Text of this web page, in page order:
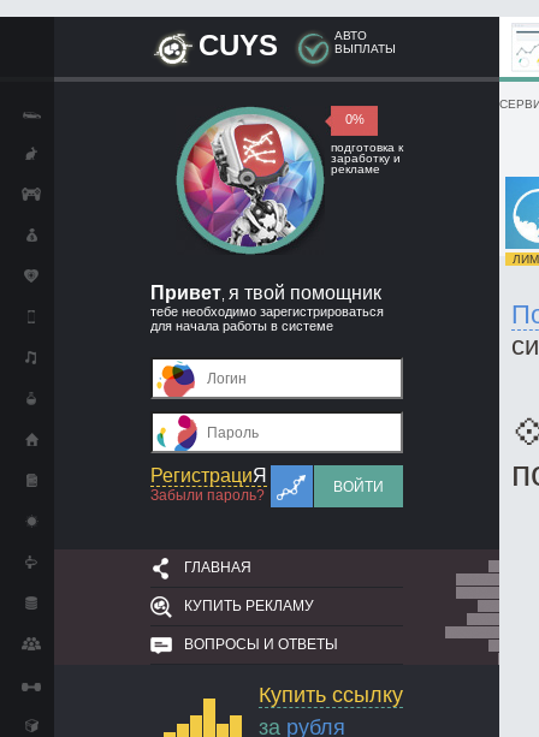
CUYS
АВТО
ВЫПЛАТЫ
0%
подготовка к
заработку и
рекламе
Привет я твой помощник
тебе необходимо зарегистрироваться
для начала работы в системе
РегистрациЯ
Забыли пароль?
ВОЙТИ
ГЛАВНАЯ
КУПИТЬ РЕКЛАМУ
ВОПРОСЫ И ОТВЕТЫ
Купить ссылку
за рубля